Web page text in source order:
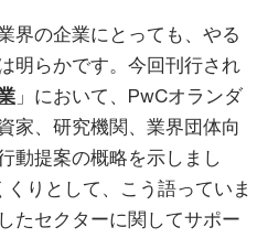
界の企業にとっても、やる
明らかです。今回刊行され
」において、PwCオランダ
家、研究機関、業界団体向
動提案の概略を示しまし
りとして、こう語っていま
たセクターに関してサポー